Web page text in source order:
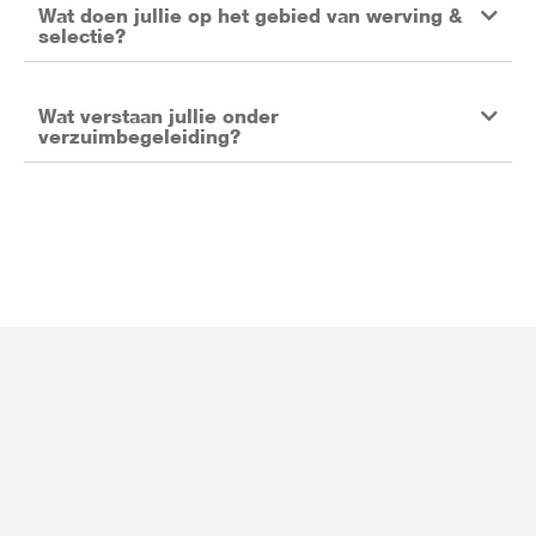
Wat doen jullie op het gebied van werving &
selectie?
Wat verstaan jullie onder
verzuimbegeleiding?